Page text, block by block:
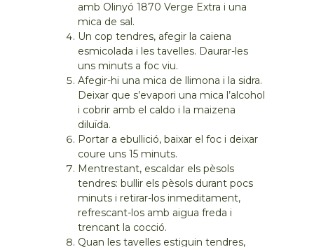
amb Olinyó 1870 Verge Extra i una
mica de sal.
Un cop tendres, afegir la caiena
esmicolada i les tavelles. Daurar-les
uns minuts a foc viu.
Afegir-hi una mica de llimona i la sidra.
Deixar que s’evapori una mica l’alcohol
i cobrir amb el caldo i la maizena
diluïda.
Portar a ebullició, baixar el foc i deixar
coure uns 15 minuts.
Mentrestant, escaldar els pèsols
tendres: bullir els pèsols durant pocs
minuts i retirar-los inmeditament,
refrescant-los amb aigua freda i
trencant la cocció.
Quan les tavelles estiguin tendres,